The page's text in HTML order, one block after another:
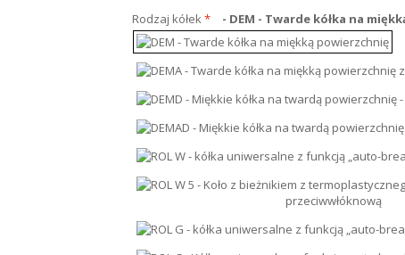
Rodzaj kółek* - DEM - Twarde kółka na